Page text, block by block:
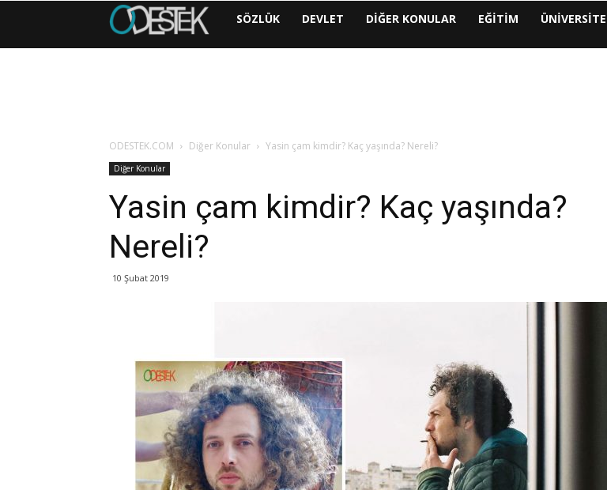
ODESTEK
SÖZLÜK DEVLET DIĞER KONULAR EĞITIM ÜNIVERSITE
ODESTEK.COM Diğer Konular Yasin çam kimdir? Kaç yaşında? Nereli?
Diğer Konular
Yasin çam kimdir? Kaç yaşında?
Nereli?
10 Şubat 2019